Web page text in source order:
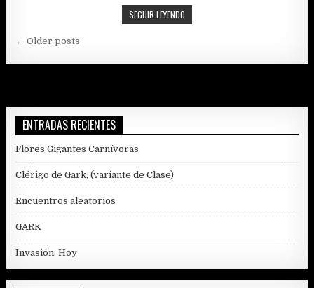
SEGUIR LEYENDO
FORTALEZA
Navegación
de
← Older posts
ENTRADAS RECIENTES
Flores Gigantes Carnívoras
Clérigo de Gark, (variante de Clase)
Encuentros aleatorios
GARK
Invasión: Hoy